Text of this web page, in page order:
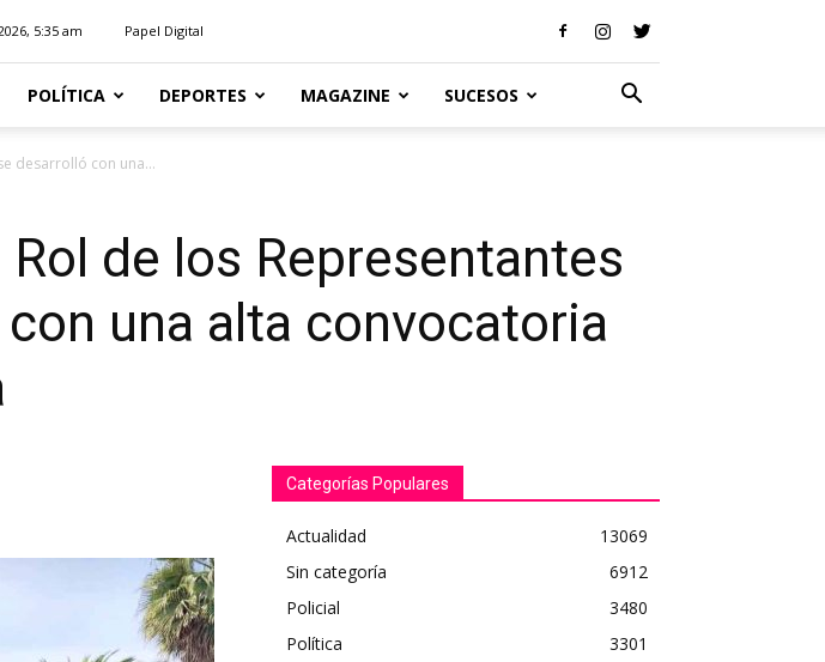
5:35 am Papel Digital
POLÍTICA DEPORTES MAGAZINE SUCESOS
desarrolló con una...
de los Representantes
una alta convocatoria
Categorías Populares
Actualidad
13069
Sin categoría
6912
Policial
3480
Política
3301